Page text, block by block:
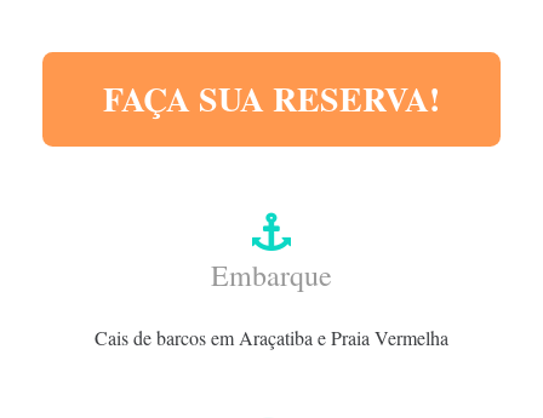
FAÇA SUA RESERVA!
Embarque
Cais de barcos em Araçatiba e Praia Vermelha